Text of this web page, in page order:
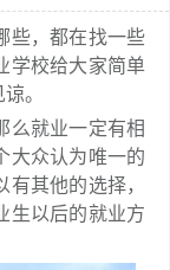
，都在找一些
学校给大家简单
。
就业一定有相
大众认为唯一的
其他的选择，
生以后的就业方